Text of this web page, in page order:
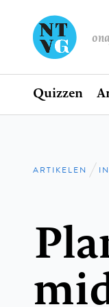
Home
Quizzen
ARTIKELEN